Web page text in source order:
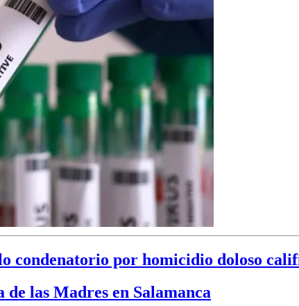
condenatorio por homicidio doloso
de las Madres en Salamanca